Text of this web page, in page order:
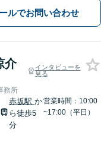
ルでお問い合わせ
介
インタビューを
見る
務所
赤坂駅 か
ら徒歩5
分
営業時間：10:00
~17:00（平日）